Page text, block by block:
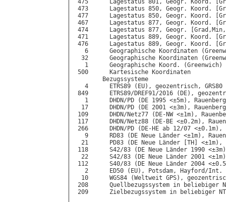
475      Lagestatus 801, Geogr. Koord.
473      Lagestatus 850, Geogr. Koord.
477      Lagestatus 850, Geogr. Koord.
467      Lagestatus 877, Geogr. Koord.
474      Lagestatus 877, Geogr.
471      Lagestatus 889, Geogr. Koord.
476      Lagestatus 889, Geogr. Koord.
6      Geographische Koordinaten
32      Geographische Koordinaten
1      Geographische Koord. (Greenwich)
500      Kartesische Koordinaten
        Bezugssysteme
   4      ETRS89 (EU), geozentrisch, GRS80
849      ETRS89/DREF91/2016 (DE),
1      DHDN/PD (DE 1995 <±5m),
17      DHDN/PD (DE 2001 <±3m),
109      DHDN/Netz77 (DE-NW <±1m),
117      DHDN/Netz88 (DE-BE <±0.2m),
266      DHDN/PD (DE-HE ab 12/07 <±0.1m),
9      RD83 (DE Neue Länder <±1m),
21      PD83 (DE Neue Länder [TH] <±1m),
118      S42/83 (DE Neue Länder 1990
22      S42/83 (DE Neue Länder 2001
112      S40/83 (DE Neue Länder 2004
   2      ED50 (EU), Potsdam, Hayford/Int.
10      WGS84 (Weltweit GPS),
208      Quellbezugssystem in beliebiger
209      Zielbezugssystem in beliebiger